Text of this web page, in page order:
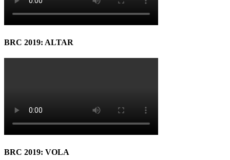
BRC 2019: ALTAR
BRC 2019: VOLA